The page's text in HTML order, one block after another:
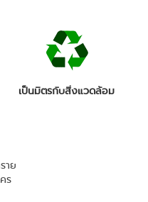
เป็นมิตรกับสิ่งแวดล้อม
าย
ร